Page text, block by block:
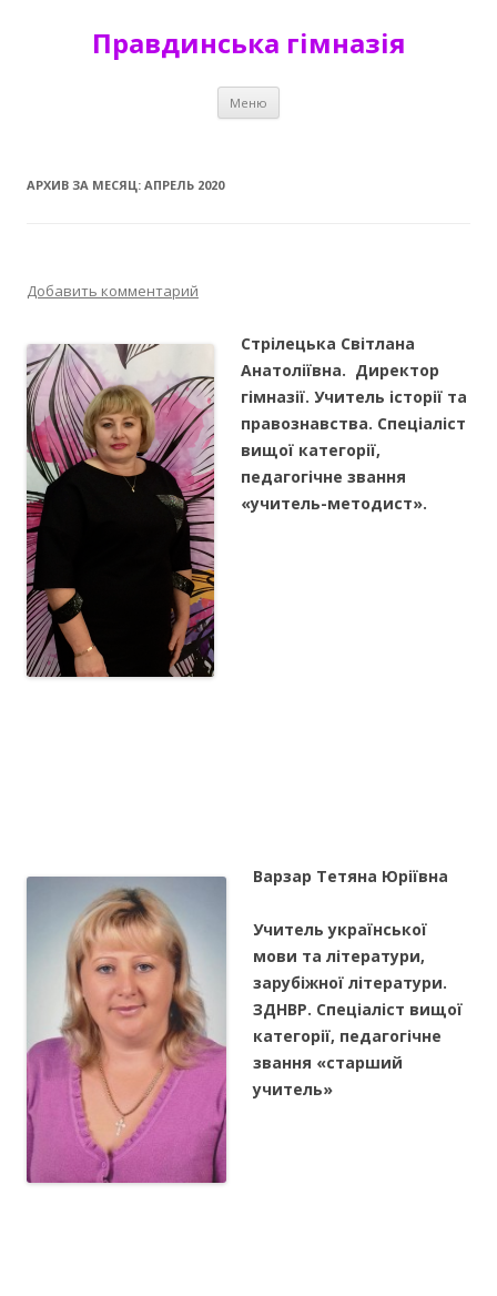
Правдинська гімназія
Меню
АРХИВ ЗА МЕСЯЦ: АПРЕЛЬ 2020
Добавить комментарий
Стрілецька Світлана
Анатоліївна. Директор
гімназії. Учитель історії та
правознавства. Спеціаліст
вищої категорії,
педагогічне звання
«учитель-методист».
Варзар Тетяна Юріївна
Учитель української
мови та літератури,
зарубіжної літератури.
ЗДНВР. Спеціаліст вищої
категорії, педагогічне
звання «старший
учитель»